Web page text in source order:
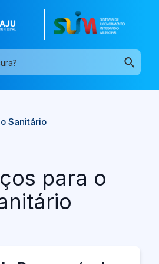
Sanitário
para o